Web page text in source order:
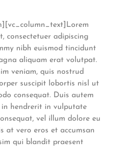
consectetuer adipiscing
nibh euismod tincidunt
aliquam erat volutpat.
veniam, quis nostrud
suscipit lobortis nisl ut
consequat. Duis autem
hendrerit in vulputate
vel illum dolore eu
at vero eros et accumsan
qui blandit praesent